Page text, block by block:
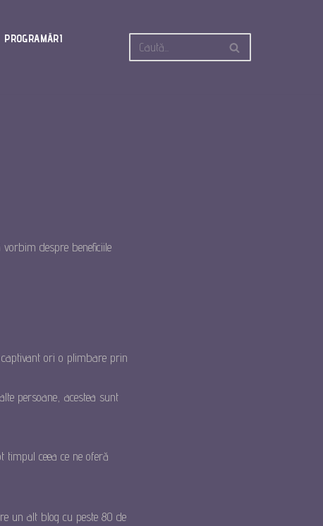
PROGRAMĂRI
despre beneficiile
ori o plimbare prin
persoane, acestea sunt
ceea ce ne oferă
un alt blog cu peste 80 de